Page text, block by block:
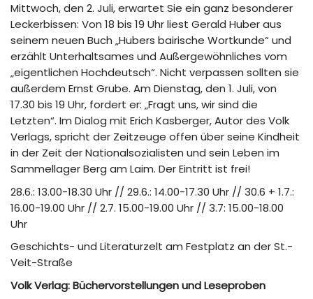
Mittwoch, den 2. Juli, erwartet Sie ein ganz besonderer
Leckerbissen: Von 18 bis 19 Uhr liest Gerald Huber aus
seinem neuen Buch „Hubers bairische Wortkunde“ und
erzählt Unterhaltsames und Außergewöhnliches vom
„eigentlichen Hochdeutsch“. Nicht verpassen sollten sie
außerdem Ernst Grube. Am Dienstag, den 1. Juli, von
17.30 bis 19 Uhr, fordert er: „Fragt uns, wir sind die
Letzten“. Im Dialog mit Erich Kasberger, Autor des Volk
Verlags, spricht der Zeitzeuge offen über seine Kindheit
in der Zeit der Nationalsozialisten und sein Leben im
Sammellager Berg am Laim. Der Eintritt ist frei!
28.6.: 13.00-18.30 Uhr // 29.6.: 14.00-17.30 Uhr // 30.6 + 1.7.:
16.00-19.00 Uhr // 2.7. 15.00-19.00 Uhr // 3.7: 15.00-18.00
Uhr
Geschichts- und Literaturzelt am Festplatz an der St.-
Veit-Straße
Volk Verlag: Büchervorstellungen und Leseproben